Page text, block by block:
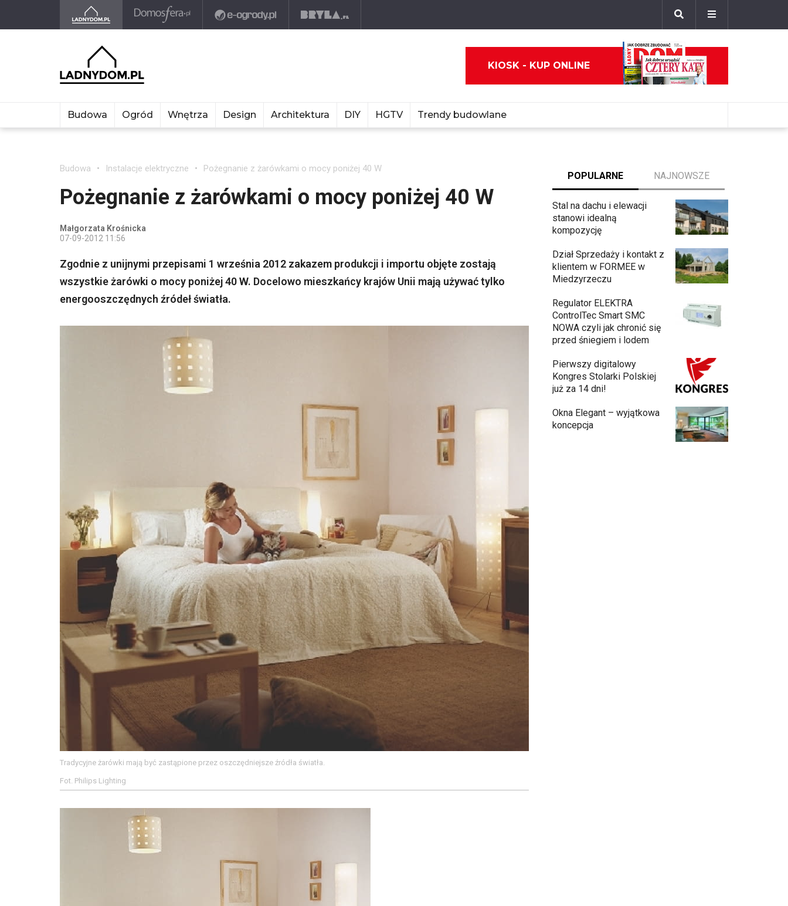
KIOSK - KUP ONLINE
Budowa Ogród Wnętrza Design Architektura DIY HGTV Trendy budowlane
Budowa Instalacje elektryczne Pożegnanie z żarówkami o mocy poniżej 40 W
Pożegnanie z żarówkami o mocy poniżej 40 W
Małgorzata Krośnicka
07-09-2012 11:56
Zgodnie z unijnymi przepisami 1 września 2012 zakazem produkcji i importu objęte zostają
wszystkie żarówki o mocy poniżej 40 W. Docelowo mieszkańcy krajów Unii mają używać tylko
energooszczędnych źródeł światła.
Tradycyjne żarówki mają być zastąpione przez oszczędniejsze źródła światła.
Fot. Philips Lighting
POPULARNE NAJNOWSZE
Stal na dachu i elewacji
stanowi idealną
kompozycję
Dział Sprzedaży i kontakt z
klientem w FORMEE w
Miedzyrzeczu
Regulator ELEKTRA
ControlTec Smart SMC
NOWA czyli jak chronić się
przed śniegiem i lodem
Pierwszy digitalowy
Kongres Stolarki Polskiej
już za 14 dni!
Okna Elegant – wyjątkowa
koncepcja